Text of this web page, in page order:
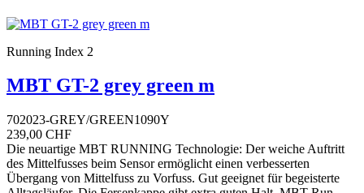
Running Index 2
MBT GT-2 grey green m
702023-GREY/GREEN1090Y
239,00 CHF
Die neuartige MBT RUNNING Technologie: Der weiche Auftritt
des Mittelfusses beim Sensor ermöglicht einen verbesserten
Übergang von Mittelfuss zu Vorfuss. Gut geeignet für begeisterte